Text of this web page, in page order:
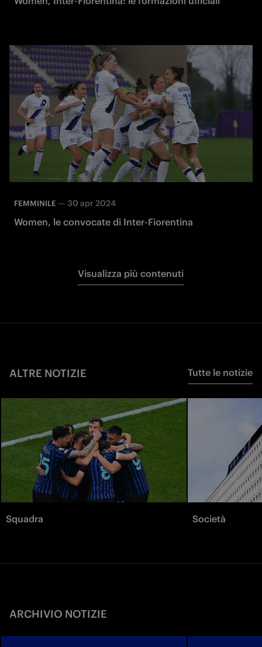
FEMMINILE — 30 apr 2024
Women, le convocate di Inter-Fiorentina
Visualizza più contenuti
ALTRE NOTIZIE Tutte le notizie
Squadra Società
ARCHIVIO NOTIZIE